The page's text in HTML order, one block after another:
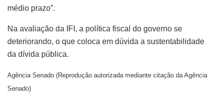
médio prazo”.
Na avaliação da IFI, a política fiscal do governo se
deteriorando, o que coloca em dúvida a sustentabilidade
da dívida pública.
Agência Senado (Reprodução autorizada mediante citação da Agência
Senado)